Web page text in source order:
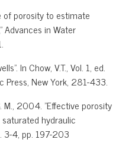
of porosity to estimate
Advances in Water
In Chow, V.T., Vol. 1, ed.
Press, New York, 281-433.
M., 2004. "Effective porosity
hydraulic
3-4, pp. 197-203